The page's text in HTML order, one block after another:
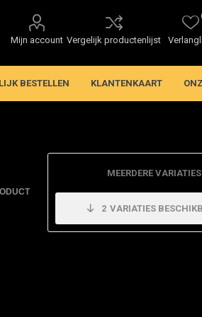
Mijn account Vergelijk productenlijst
BESTELLEN KLANTENKAART
MEERDERE VARIATIES
2 VARIATIES